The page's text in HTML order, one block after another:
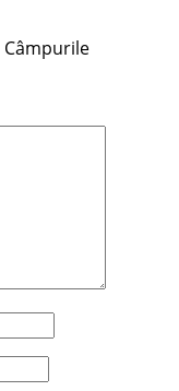
Câmpurile